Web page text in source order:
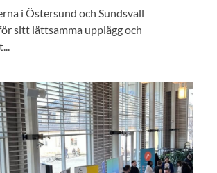
i Östersund och Sundsvall
sitt lättsamma upplägg och